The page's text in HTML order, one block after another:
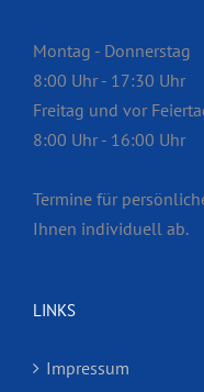
Montag - Donnerstag
8:00 Uhr - 17:30 Uhr
Freitag und vor
8:00 Uhr - 16:00 Uhr
Termine für
Ihnen individuell ab.
LINKS
Impressum